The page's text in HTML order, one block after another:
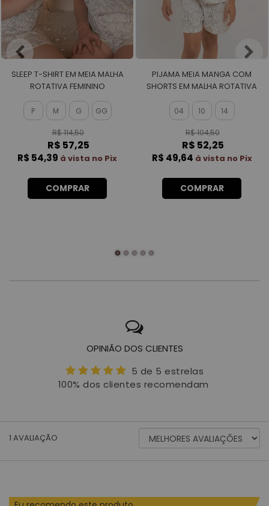
SLEEP T-SHIRT EM MEIA MALHA
ROTATIVA FEMININO
P M G GG
R$ 114,50
R$ 57,25
R$ 54,39 à vista no Pix
COMPRAR
PIJAMA MEIA MANGA COM
SHORTS EM MALHA ROTATIVA
04 10 14
R$ 104,50
R$ 52,25
R$ 49,64 à vista no Pix
COMPRAR
OPINIÃO DOS CLIENTES
5 de 5 estrelas
100% dos clientes recomendam
1 AVALIAÇÃO
ORDENAR
AVALIAÇÕES